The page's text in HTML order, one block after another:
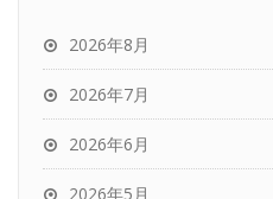
2026年8月
2026年7月
2026年6月
2026年5月